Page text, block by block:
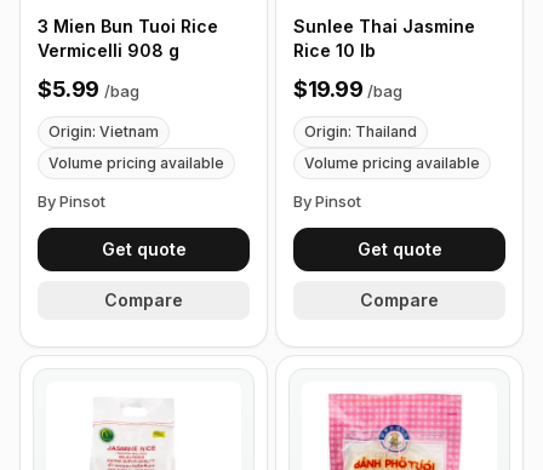
3 Mien Bun Tuoi Rice
Vermicelli 908 g
$5.99 /bag
Origin: Vietnam
Volume pricing available
By Pinsot
Get quote
Compare
Sunlee Thai Jasmine
Rice 10 lb
$19.99 /bag
Origin: Thailand
Volume pricing available
By Pinsot
Get quote
Compare